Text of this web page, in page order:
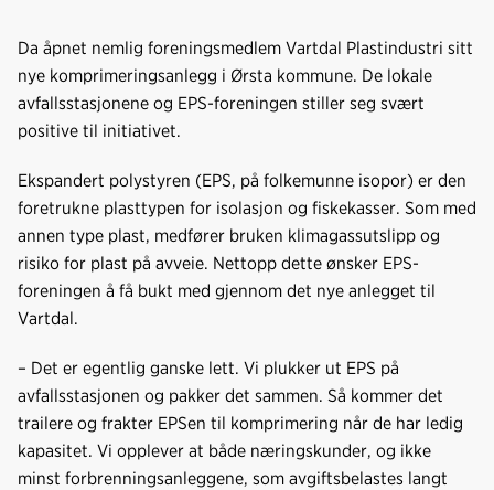
e
b
k
e
o
s
Da åpnet nemlig foreningsmedlem Vartdal Plastindustri sitt
nye komprimeringsanlegg i Ørsta kommune. De lokale
avfallsstasjonene og EPS-foreningen stiller seg svært
positive til initiativet.
Ekspandert polystyren (EPS, på folkemunne isopor) er den
foretrukne plasttypen for isolasjon og fiskekasser. Som med
annen type plast, medfører bruken klimagassutslipp og
risiko for plast på avveie. Nettopp dette ønsker EPS-
foreningen å få bukt med gjennom det nye anlegget til
Vartdal.
– Det er egentlig ganske lett. Vi plukker ut EPS på
avfallsstasjonen og pakker det sammen. Så kommer det
trailere og frakter EPSen til komprimering når de har ledig
kapasitet. Vi opplever at både næringskunder, og ikke
minst forbrenningsanleggene, som avgiftsbelastes langt